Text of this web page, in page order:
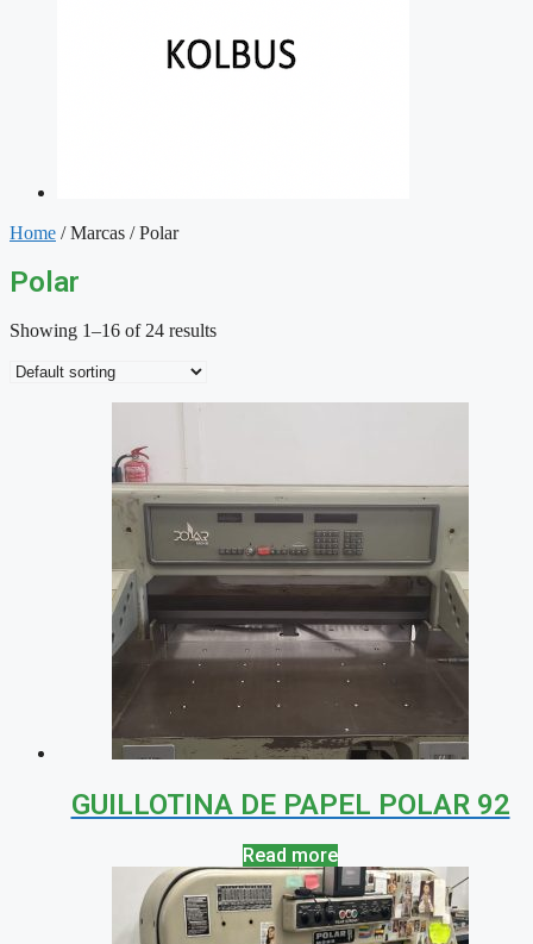
Home / Marcas / Polar
Polar
Showing 1–16 of 24 results
GUILLOTINA DE PAPEL POLAR 92
Read more